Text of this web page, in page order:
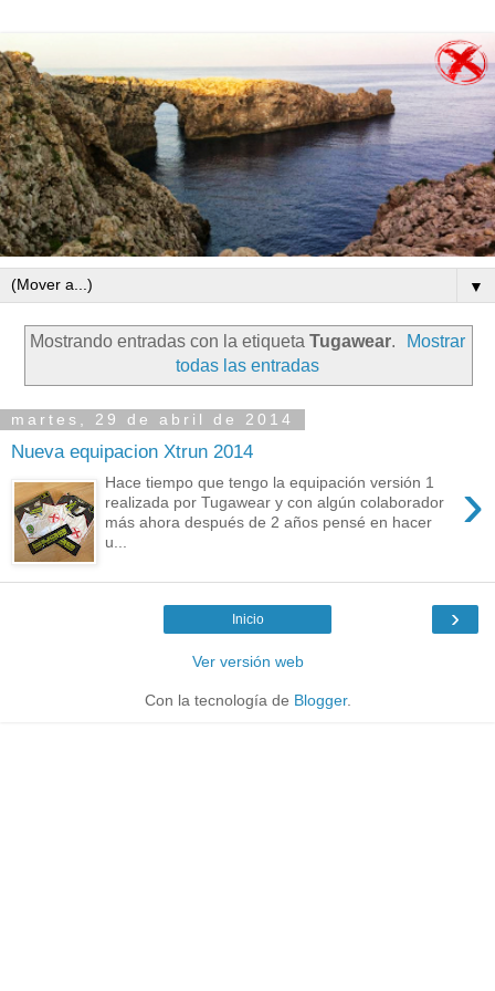
▼
Mostrando entradas con la etiqueta Tugawear.
Mostrar
todas las entradas
martes, 29 de abril de 2014
Nueva equipacion Xtrun 2014
›
Hace tiempo que tengo la equipación versión 1
realizada por Tugawear y con algún colaborador
más ahora después de 2 años pensé en hacer
u...
›
Inicio
Ver versión web
Con la tecnología de Blogger.